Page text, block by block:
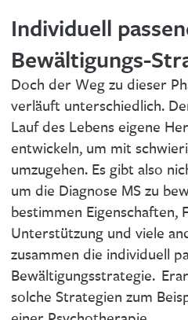
Individuell
Bewältigungs-
Doch der Weg zu dieser
verläuft unterschiedlich.
Lauf des Lebens eigene
entwickeln, um mit
umzugehen. Es gibt also
um die Diagnose MS zu
bestimmen Eigenschaften,
Unterstützung und viele
zusammen die individuell
Bewältigungsstrategie.
solche Strategien zum